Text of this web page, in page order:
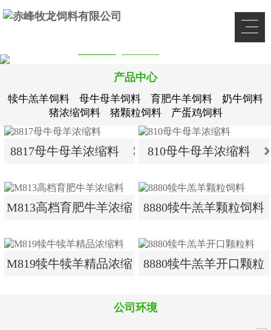
产品中心
犊牛羔羊饲料 母牛母羊饲料 育肥牛羊饲料
奶牛饲料
猪浓缩饲料
猪颗粒饲料 产蛋鸡饲料
8817母牛母羊浓缩料
8817母牛母羊浓缩料
810母牛母羊浓缩料
810母牛母羊浓缩料
M813高档育肥牛羊浓缩
M813高档育肥牛羊浓缩
8880犊牛羔羊颗粒饲料
8880犊牛羔羊颗粒饲料
M819犊牛犊羊精品浓缩
M819犊牛犊羊精品浓缩
8880犊牛羔羊开口颗粒
8880犊牛羔羊开口颗粒
公司环境